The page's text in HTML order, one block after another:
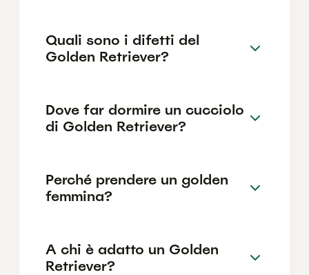
Quali sono i difetti del
Golden Retriever?
Dove far dormire un cucciolo
di Golden Retriever?
Perché prendere un golden
femmina?
A chi è adatto un Golden
Retriever?